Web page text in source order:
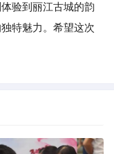
验到丽江古城的韵
特魅力。希望这次